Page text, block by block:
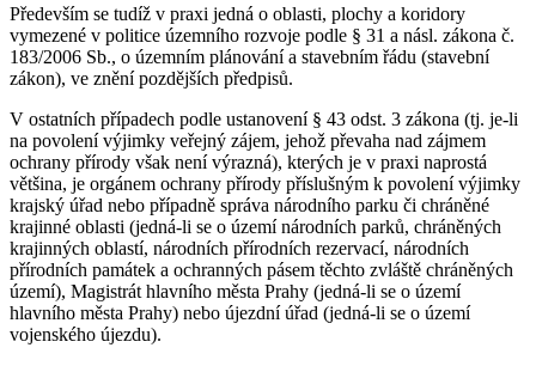
Především se tudíž v praxi jedná o oblasti, plochy a koridory
vymezené v politice územního rozvoje podle § 31 a násl. zákona č.
183/2006 Sb., o územním plánování a stavebním řádu (stavební
zákon), ve znění pozdějších předpisů.
V ostatních případech podle ustanovení § 43 odst. 3 zákona (tj. je-li
na povolení výjimky veřejný zájem, jehož převaha nad zájmem
ochrany přírody však není výrazná), kterých je v praxi naprostá
většina, je orgánem ochrany přírody příslušným k povolení výjimky
krajský úřad nebo případně správa národního parku či chráněné
krajinné oblasti (jedná-li se o území národních parků, chráněných
krajinných oblastí, národních přírodních rezervací, národních
přírodních památek a ochranných pásem těchto zvláště chráněných
území), Magistrát hlavního města Prahy (jedná-li se o území
hlavního města Prahy) nebo újezdní úřad (jedná-li se o území
vojenského újezdu).